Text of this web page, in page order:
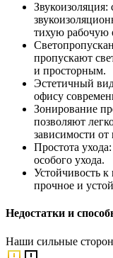
Звукоизоляция:
тихую рабочую
пропускают
и просторным.
Эстетичный
офису
Зонирование
позволяют
зависимости от
Простота
особого ухода.
Устойчивость к
прочное и
Недостатки и
Наши сильные